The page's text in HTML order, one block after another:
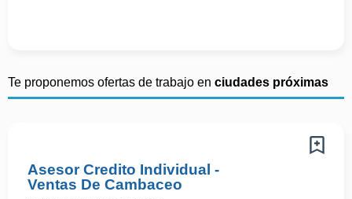
Te proponemos ofertas de trabajo en ciudades próximas
Asesor Credito Individual -
Ventas De Cambaceo